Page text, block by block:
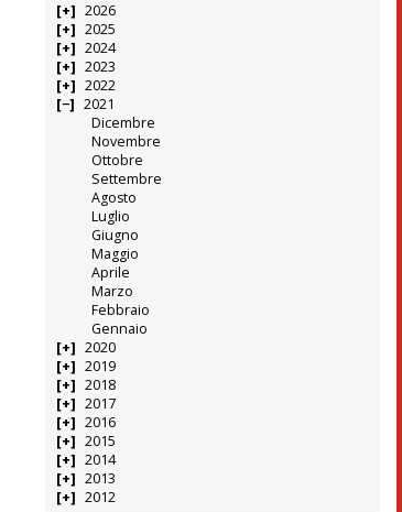
2026
2025
2024
2023
2022
2021
Dicembre
Novembre
Ottobre
Settembre
Agosto
Luglio
Giugno
Maggio
Aprile
Marzo
Febbraio
Gennaio
2020
2019
2018
2017
2016
2015
2014
2013
2012